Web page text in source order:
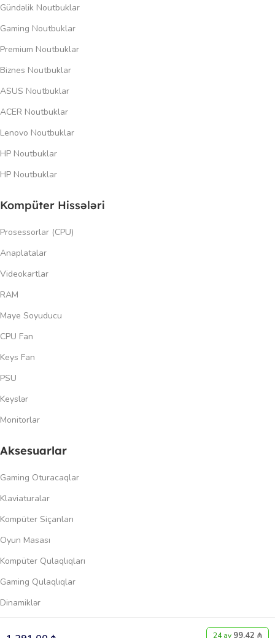
Gündəlik Noutbuklar
Gaming Noutbuklar
Premium Noutbuklar
Biznes Noutbuklar
ASUS Noutbuklar
ACER Noutbuklar
Lenovo Noutbuklar
HP Noutbuklar
HP Noutbuklar
Kompüter Hissələri
Prosessorlar (CPU)
Anaplatalar
Videokartlar
RAM
Maye Soyuducu
CPU Fan
Keys Fan
PSU
Keyslər
Monitorlar
Aksesuarlar
Gaming Oturacaqlar
Klaviaturalar
Kompüter Siçanları
Oyun Masası
Kompüter Qulaqlıqları
Gaming Qulaqlıqlar
Dinamiklər
Keçidlər 0 24 ay 99.42 ₼